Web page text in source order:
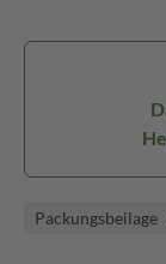
Packungsbeilage